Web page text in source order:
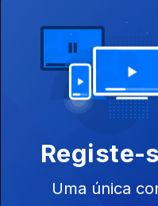
Ringo Starr
07 jul. 2026
Crosby, Stills, Nash
06 jul. 2026
Registe-
Uma única